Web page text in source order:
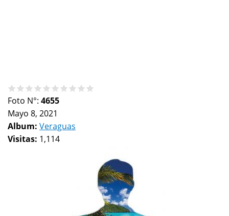
Foto N°: 4655
Mayo 8, 2021
Album: Veraguas
Visitas: 1,114